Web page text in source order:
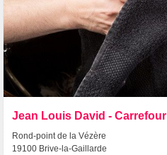
Jean Louis David - Carrefour
Rond-point de la Vézère
19100 Brive-la-Gaillarde